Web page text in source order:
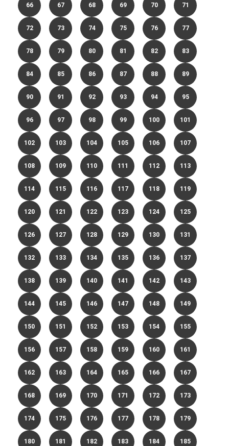
66 67 68 69 70 71
72 73 74 75 76 77
78 79 80 81 82 83
84 85 86 87 88 89
90 91 92 93 94 95
96 97 98 99 100 101
102 103 104 105 106 107
108 109 110 111 112 113
114 115 116 117 118 119
120 121 122 123 124 125
126 127 128 129 130 131
132 133 134 135 136 137
138 139 140 141 142 143
144 145 146 147 148 149
150 151 152 153 154 155
156 157 158 159 160 161
162 163 164 165 166 167
168 169 170 171 172 173
174 175 176 177 178 179
180 181 182 183 184 185